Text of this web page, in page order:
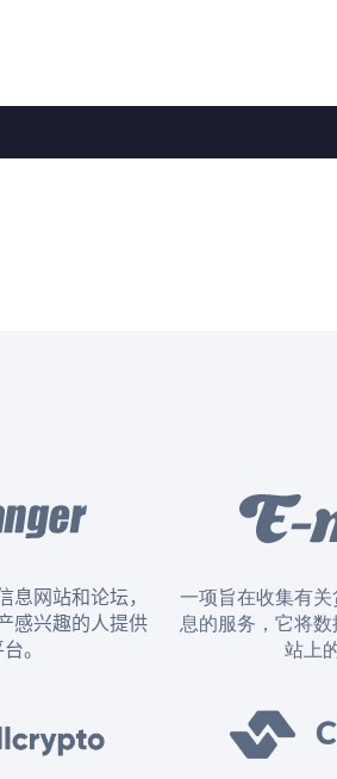
息网站和论坛，
感兴趣的人提供
。
一项旨在收集有
息的服务，它将
站上